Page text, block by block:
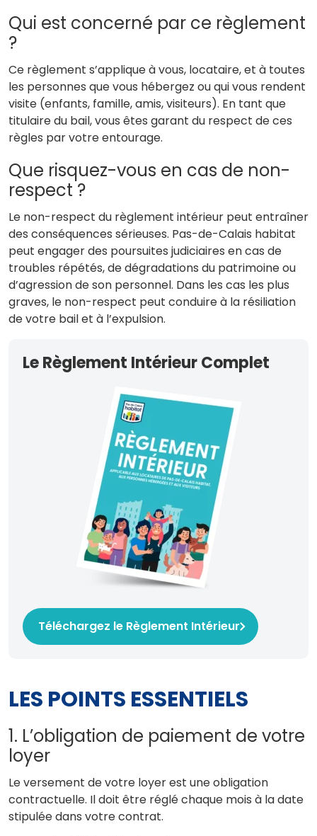
Qui est concerné par ce règlement
?
Ce règlement s’applique à vous, locataire, et à toutes
les personnes que vous hébergez ou qui vous rendent
visite (enfants, famille, amis, visiteurs). En tant que
titulaire du bail, vous êtes garant du respect de ces
règles par votre entourage.
Que risquez-vous en cas de non-
respect ?
Le non-respect du règlement intérieur peut entraîner
des conséquences sérieuses. Pas-de-Calais habitat
peut engager des poursuites judiciaires en cas de
troubles répétés, de dégradations du patrimoine ou
d’agression de son personnel. Dans les cas les plus
graves, le non-respect peut conduire à la résiliation
de votre bail et à l’expulsion.
Le Règlement Intérieur Complet
Téléchargez le Règlement Intérieur
LES POINTS ESSENTIELS
1. L’obligation de paiement de votre
loyer
Le versement de votre loyer est une obligation
contractuelle. Il doit être réglé chaque mois à la date
stipulée dans votre contrat.